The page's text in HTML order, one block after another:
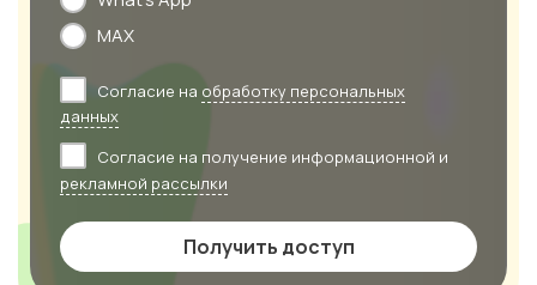
MAX
Согласие на обработку персональных
данных
Согласие на получение информационной и
рекламной рассылки
Получить доступ